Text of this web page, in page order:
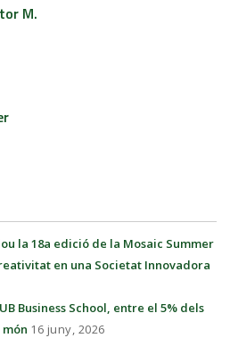
M.
la 18a edició de la Mosaic Summer
en una Societat Innovadora
Business School, entre el 5% dels
16 juny, 2026